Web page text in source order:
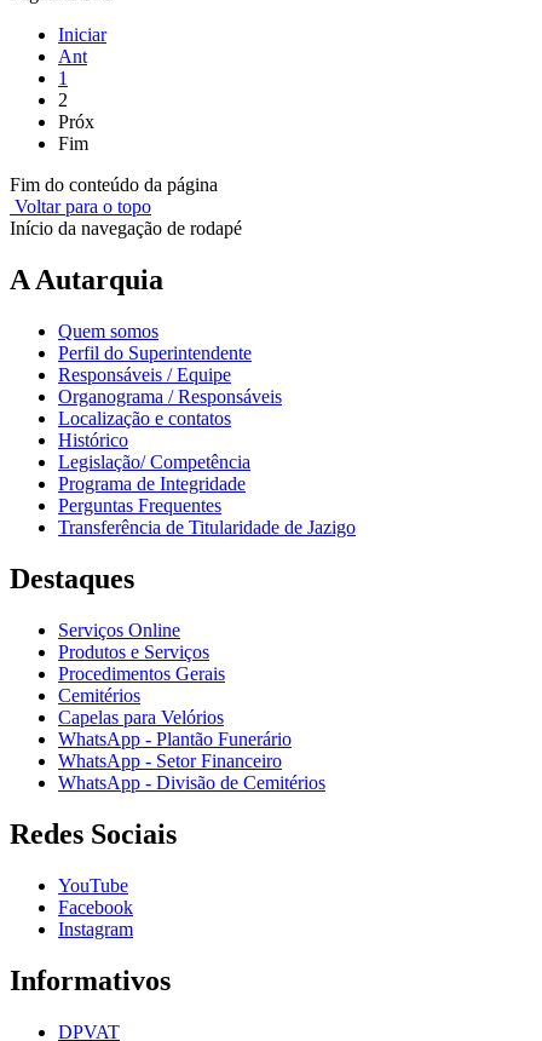
Iniciar
Ant
1
2
Próx
Fim
Fim do conteúdo da página
Voltar para o topo
Início da navegação de rodapé
A Autarquia
Quem somos
Perfil do Superintendente
Responsáveis / Equipe
Organograma / Responsáveis
Localização e contatos
Histórico
Legislação/ Competência
Programa de Integridade
Perguntas Frequentes
Transferência de Titularidade de Jazigo
Destaques
Serviços Online
Produtos e Serviços
Procedimentos Gerais
Cemitérios
Capelas para Velórios
WhatsApp - Plantão Funerário
WhatsApp - Setor Financeiro
WhatsApp - Divisão de Cemitérios
Redes Sociais
YouTube
Facebook
Instagram
Informativos
DPVAT